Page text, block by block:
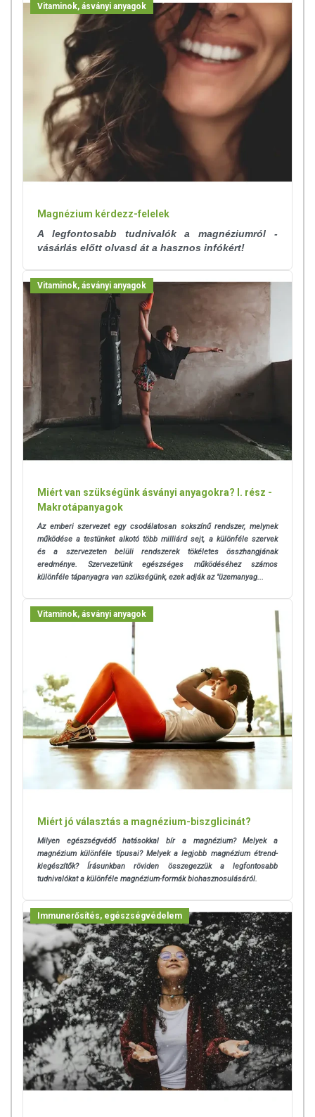
Vitaminok, ásványi anyagok
Magnézium kérdezz-felelek
A legfontosabb tudnivalók a magnéziumról -
vásárlás előtt olvasd át a hasznos infókért!
Vitaminok, ásványi anyagok
Miért van szükségünk ásványi anyagokra? I. rész -
Makrotápanyagok
Az emberi szervezet egy csodálatosan sokszínű rendszer, melynek
működése a testünket alkotó több milliárd sejt, a különféle szervek
és a szervezeten belüli rendszerek tökéletes összhangjának
eredménye. Szervezetünk egészséges működéséhez számos
különféle tápanyagra van szükségünk, ezek adják az "üzemanyag...
Vitaminok, ásványi anyagok
Miért jó választás a magnézium-biszglicinát?
Milyen egészségvédő hatásokkal bír a magnézium? Melyek a
magnézium különféle típusai? Melyek a legjobb magnézium étrend-
kiegészítők? Írásunkban röviden összegezzük a legfontosabb
tudnivalókat a különféle magnézium-formák biohasznosulásáról.
Immunerősítés, egészségvédelem